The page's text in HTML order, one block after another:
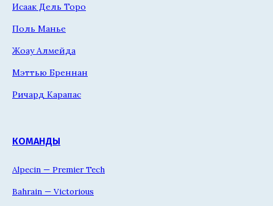
Исаак Дель Торо
Поль Манье
Жоау Алмейда
Мэттью Бреннан
Ричард Карапас
КОМАНДЫ
Alpecin — Premier Tech
Bahrain — Victorious